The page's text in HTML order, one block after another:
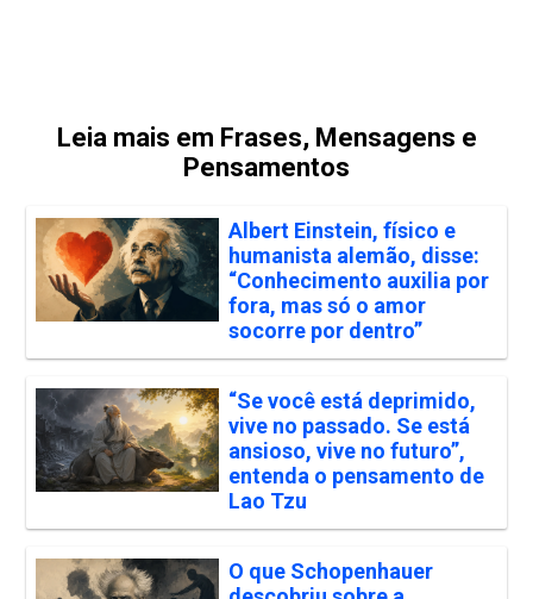
Leia mais em Frases, Mensagens e
Pensamentos
Albert Einstein, físico e
humanista alemão, disse:
“Conhecimento auxilia por
fora, mas só o amor
socorre por dentro”
“Se você está deprimido,
vive no passado. Se está
ansioso, vive no futuro”,
entenda o pensamento de
Lao Tzu
O que Schopenhauer